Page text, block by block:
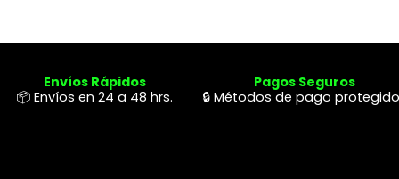
Envíos Rápidos
📦 Envíos en 24 a 48 hrs.
Pagos Seguros
🔒 Métodos de pago